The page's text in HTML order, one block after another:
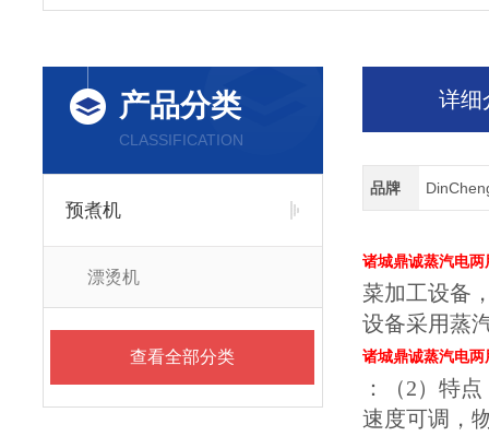
产品分类
CLASSIFICATION
预煮机
漂烫机
查看全部分类
详细
品牌
诸城鼎诚蒸汽电
菜加工设备
设备采用蒸
诸城鼎诚蒸汽电
：（2）特
速度可调，